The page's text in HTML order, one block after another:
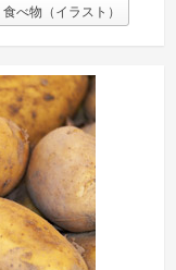
食べ物（イラスト）